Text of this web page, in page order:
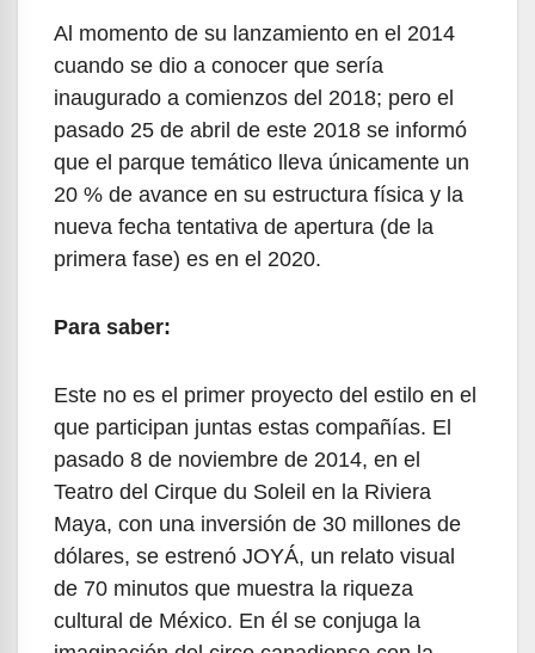
Al momento de su lanzamiento en el 2014
cuando se dio a conocer que sería
inaugurado a comienzos del 2018; pero el
pasado 25 de abril de este 2018 se informó
que el parque temático lleva únicamente un
20 % de avance en su estructura física y la
nueva fecha tentativa de apertura (de la
primera fase) es en el 2020.
Para saber:
Este no es el primer proyecto del estilo en el
que participan juntas estas compañías. El
pasado 8 de noviembre de 2014, en el
Teatro del Cirque du Soleil en la Riviera
Maya, con una inversión de 30 millones de
dólares, se estrenó JOYÁ, un relato visual
de 70 minutos que muestra la riqueza
cultural de México. En él se conjuga la